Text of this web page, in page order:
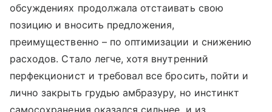
обсуждениях продолжала отстаивать свою
позицию и вносить предложения,
преимущественно – по оптимизации и снижению
расходов. Стало легче, хотя внутренний
перфекционист и требовал все бросить, пойти и
лично закрыть грудью амбразуру, но инстинкт
самосохранения оказался сильнее, и из